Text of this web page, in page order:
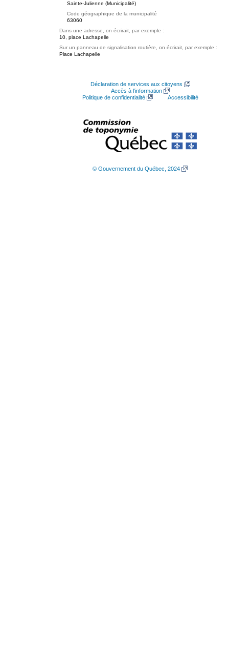
Sainte-Julienne (Municipalité)
Code géographique de la municipalité
63060
Dans une adresse, on écrirait, par exemple :
10, place Lachapelle
Sur un panneau de signalisation routière, on écrirait, par exemple :
Place Lachapelle
Déclaration de services aux citoyens
Accès à l’information
Politique de confidentialité
Accessibilité
© Gouvernement du Québec, 2024